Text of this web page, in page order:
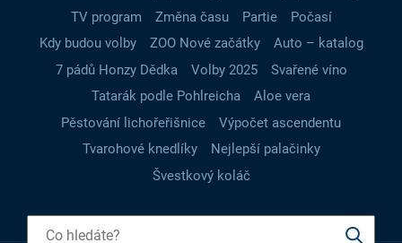
TV program
Změna času Partie
Počasí
Kdy budou volby
ZOO Nové začátky
Auto – katalog
7 pádů Honzy Dědka
Volby 2025
Svařené víno
Tatarák podle Pohlreicha
Aloe vera
Pěstování lichořeřišnice
Výpočet ascendentu
Tvarohové knedlíky
Nejlepší palačinky
Švestkový koláč